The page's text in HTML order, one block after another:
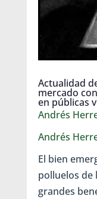
Actualidad
mercado
en públicas
Andrés
Andrés
El bien
polluelos de
grandes